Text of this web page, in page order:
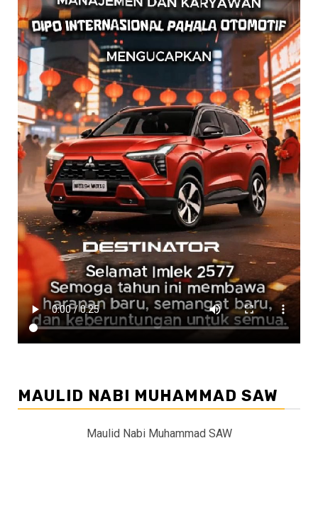
MAULID NABI MUHAMMAD SAW
Maulid Nabi Muhammad SAW